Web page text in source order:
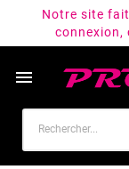
Notre site
connexion,
